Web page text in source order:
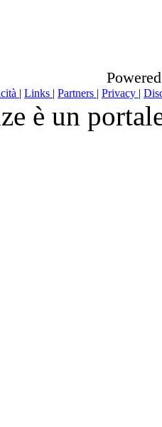
| Links | Partners | Privacy |
è un